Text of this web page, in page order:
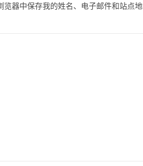
览器中保存我的姓名、电子邮件和站点